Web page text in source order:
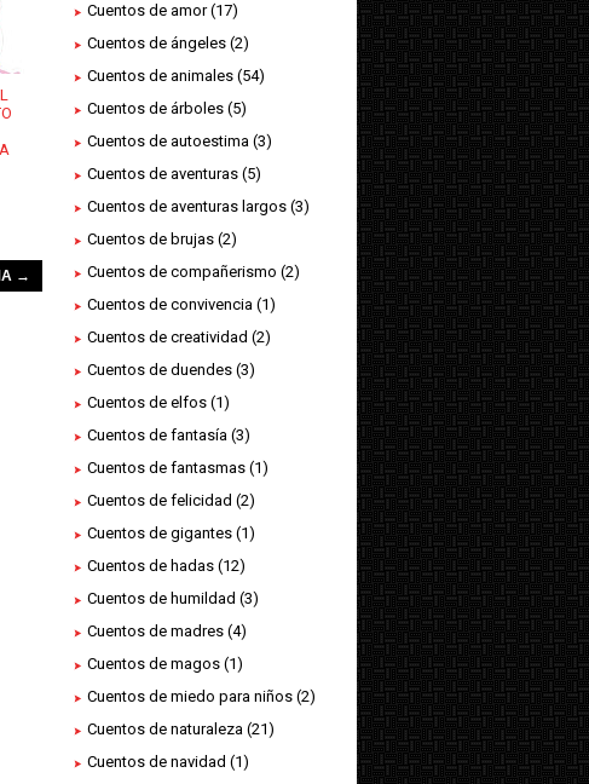
→
Cuentos de amor (17)
Cuentos de ángeles (2)
Cuentos de animales (54)
Cuentos de árboles (5)
Cuentos de autoestima (3)
Cuentos de aventuras (5)
Cuentos de aventuras largos (3)
Cuentos de brujas (2)
Cuentos de compañerismo (2)
Cuentos de convivencia (1)
Cuentos de creatividad (2)
Cuentos de duendes (3)
Cuentos de elfos (1)
Cuentos de fantasía (3)
Cuentos de fantasmas (1)
Cuentos de felicidad (2)
Cuentos de gigantes (1)
Cuentos de hadas (12)
Cuentos de humildad (3)
Cuentos de madres (4)
Cuentos de magos (1)
Cuentos de miedo para niños (2)
Cuentos de naturaleza (21)
Cuentos de navidad (1)